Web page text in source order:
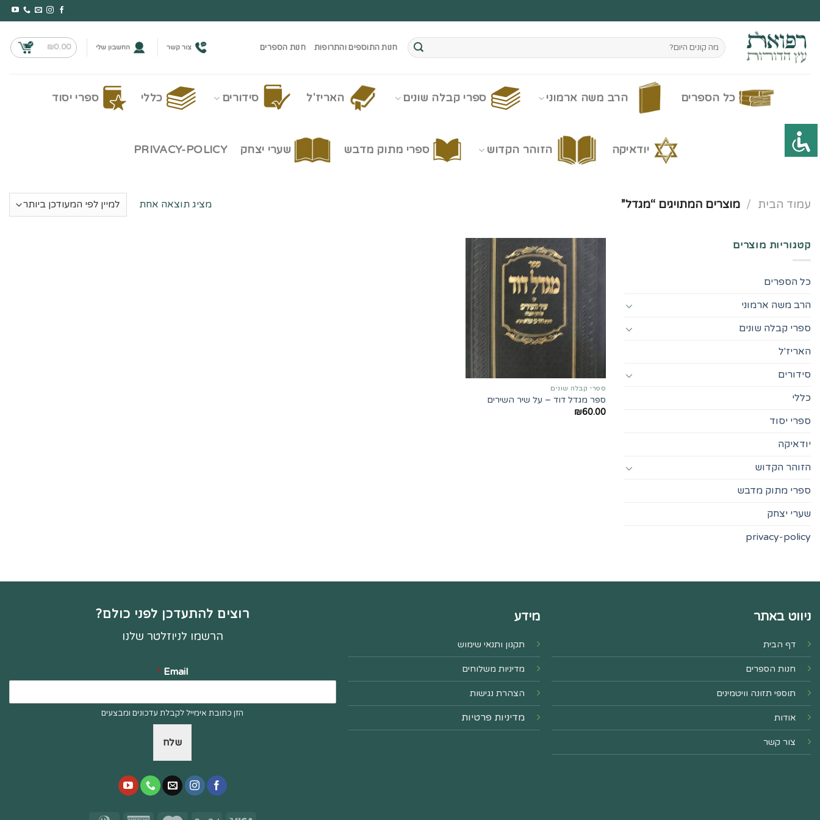
to
content
חיפוש
עבור:
חנות התוספים והתרופות חנות הספרים צור קשר החשבון שלי ₪0.00
כל הספרים הרב משה ארמוני ספרי קבלה שונים האריז'ל סידורים כללי ספרי יסוד
יודאיקה הזוהר הקדוש ספרי מתוק מדבש שערי יצחק PRIVACY-POLICY
עמוד הבית / מוצרים המתויגים “מגדל” מציג תוצאה אחת
קטגוריות מוצרים
כל הספרים
הרב משה ארמוני
ספרי קבלה שונים
האריז'ל
סידורים
כללי
ספרי יסוד
יודאיקה
הזוהר הקדוש
ספרי מתוק מדבש
שערי יצחק
privacy-policy
ספרי קבלה שונים
ספר מגדל דוד – על שיר השירים
₪60.00
ניווט באתר
דף הבית
חנות הספרים
תוספי תזונה וויטמינים
אודות
צור קשר
מידע
תקנון ותנאי שימוש
מדיניות משלוחים
הצהרת נגישות
מדיניות פרטיות
רוצים להתעדכן לפני כולם?
הרשמו לניוזלטר שלנו
Email
*
הזן כתובת אימייל לקבלת עדכונים ומבצעים
שלח